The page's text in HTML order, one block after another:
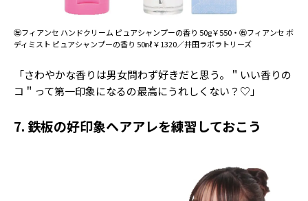
㊧フィアンセ ハンドクリーム ピュアシャンプーの香り 50g￥550・㊨フィアンセ ボ
ディミスト ピュアシャンプーの香り 50㎖￥1320／井田ラボラトリーズ
「さわやかな香りは男女問わず好きだと思う。＂いい香りの
コ＂って第一印象になるの最高にうれしくない？♡」
7. 鉄板の好印象ヘアアレを練習しておこう